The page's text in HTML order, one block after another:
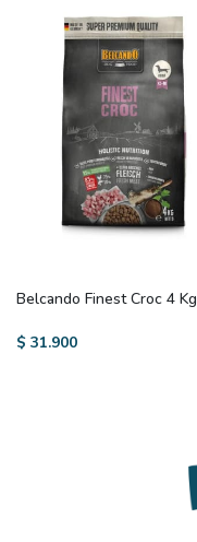
Belcando Finest Croc 4 Kg
$ 31.900